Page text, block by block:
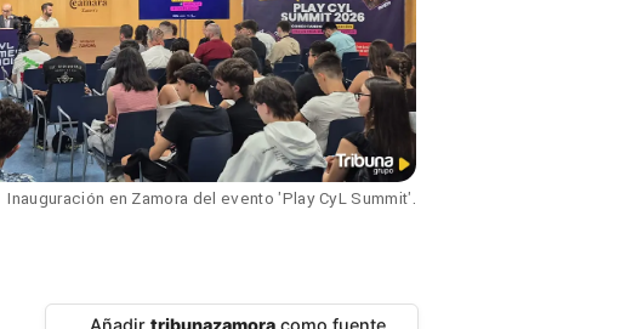
Inauguración en Zamora del evento 'Play CyL Summit'.
Añadir tribunazamora como fuente